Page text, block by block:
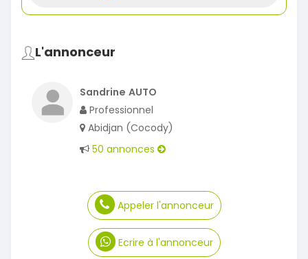
L'annonceur
Sandrine AUTO
Professionnel
Abidjan (Cocody)
50 annonces
Appeler l'annonceur
Ecrire à l'annonceur